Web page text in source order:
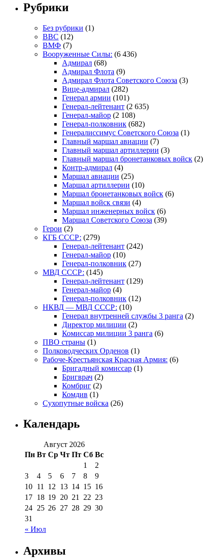
Рубрики
Без рубрики (1)
ВВС (12)
ВМФ (7)
Вооруженные Силы: (6 436)
Адмирал (68)
Адмирал Флота (9)
Адмирал Флота Советского Союза (3)
Вице-адмирал (282)
Генерал армии (101)
Генерал-лейтенант (2 635)
Генерал-майор (2 108)
Генерал-полковник (682)
Генералиссимус Советского Союза (1)
Главный маршал авиации (7)
Главный маршал артиллерии (3)
Главный маршал бронетанковых войск (2)
Контр-адмирал (4)
Маршал авиации (25)
Маршал артиллерии (10)
Маршал бронетанковых войск (6)
Маршал войск связи (4)
Маршал инженерных войск (6)
Маршал Советского Союза (39)
Герои (2)
КГБ СССР: (279)
Генерал-лейтенант (242)
Генерал-майор (10)
Генерал-полковник (27)
МВД СССР: (145)
Генерал-лейтенант (129)
Генерал-майор (4)
Генерал-полковник (12)
НКВД — МВД СССР: (10)
Генерал внутренней службы 3 ранга (2)
Директор милиции (2)
Комиссар милиции 3 ранга (6)
ПВО страны (1)
Полководческих Орденов (1)
Рабоче-Крестьянская Красная Армия: (6)
Бригадный комиссар (1)
Бригврач (2)
Комбриг (2)
Комдив (1)
Сухопутные войска (26)
Календарь
Август 2026
Пн Вт Ср Чт Пт Сб Вс
« Июл
1
2
3
4 5 6 7 8
9
10 11 12 13 14 15 16
17 18 19 20 21 22 23
24 25 26 27 28 29 30
31
Архивы